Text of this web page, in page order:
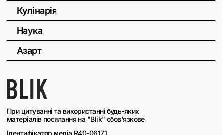
При цитуванні та використанні будь-яких
матеріалів посилання на "Blik" обов'язкове
Ідентифікатор медіа R40-06171
Кулінарія
Наука
Азарт